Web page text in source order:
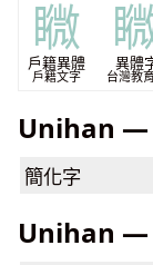
矀
戶籍異體
戶籍文字
異體
台灣教
Unihan —
簡化字
Unihan —